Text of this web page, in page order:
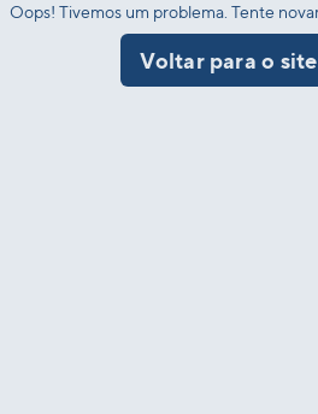
Oops! Tivemos um problema. Tente
Voltar para o site